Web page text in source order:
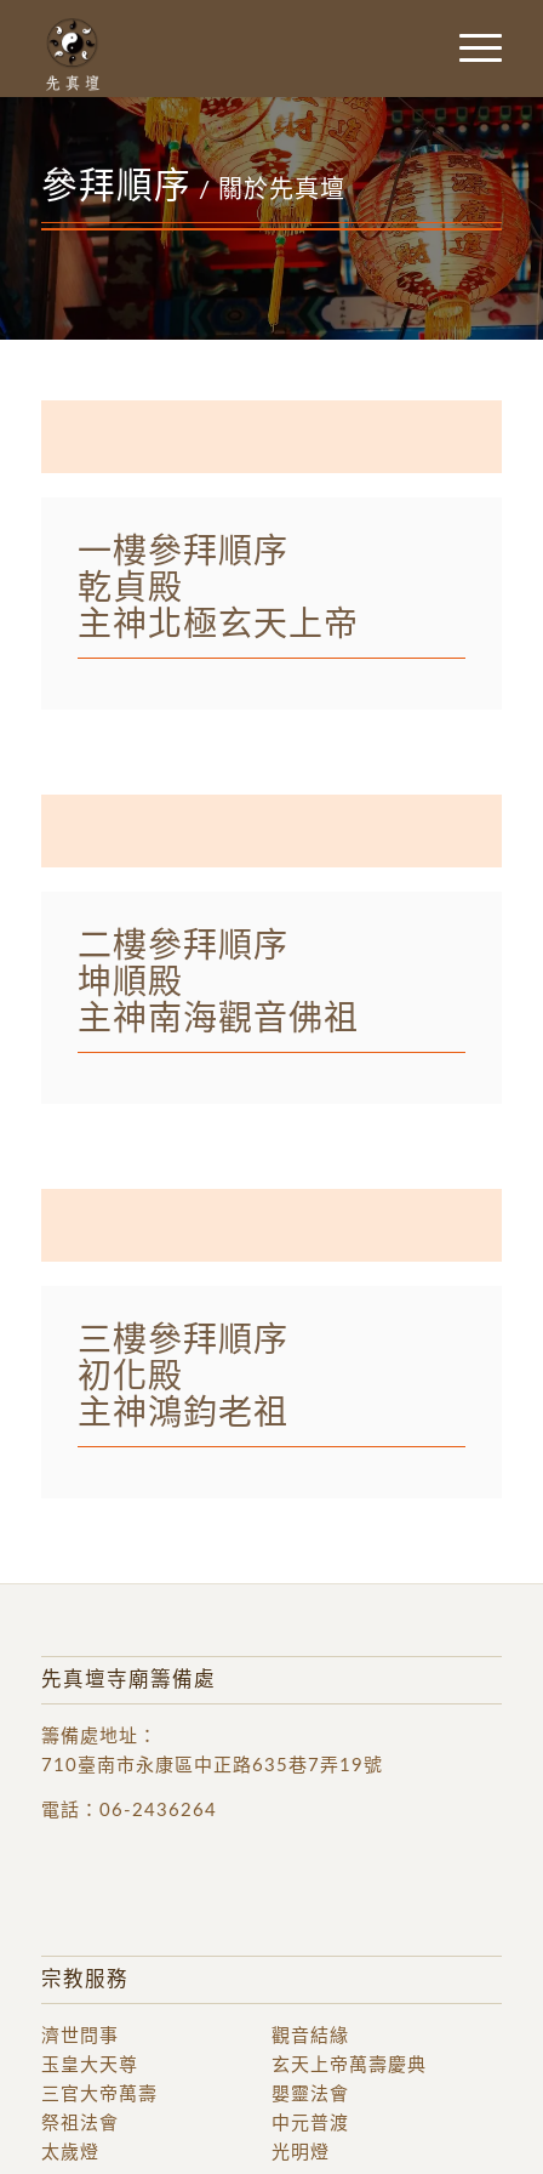
參拜順序/ 關於先真壇
一樓參拜順序
乾貞殿
主神北極玄天上帝
二樓參拜順序
坤順殿
主神南海觀音佛祖
三樓參拜順序
初化殿
主神鴻鈞老祖
先真壇寺廟籌備處
籌備處地址 ：
710臺南市永康區中正路635巷7弄19號
電話： 06-2436264
宗教服務
濟世問事
觀音結緣
玉皇大天尊
三官大帝萬壽
玄天上帝萬壽慶典
嬰靈法會
祭祖法會
中元普渡
太歲燈
光明燈